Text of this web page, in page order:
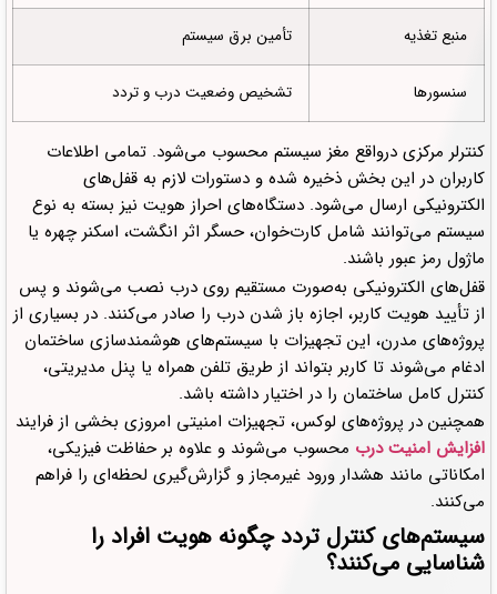
منبع تغذیه تأمین برق سیستم
سنسورها تشخیص وضعیت درب و تردد
کنترلر مرکزی درواقع مغز سیستم محسوب می‌شود. تمامی اطلاعات
کاربران در این بخش ذخیره شده و دستورات لازم به قفل‌های
الکترونیکی ارسال می‌شود. دستگاه‌های احراز هویت نیز بسته به نوع
سیستم می‌توانند شامل کارت‌خوان، حسگر اثر انگشت، اسکنر چهره یا
ماژول رمز عبور باشند.
قفل‌های الکترونیکی به‌صورت مستقیم روی درب نصب می‌شوند و پس
از تأیید هویت کاربر، اجازه باز شدن درب را صادر می‌کنند. در بسیاری از
پروژه‌های مدرن، این تجهیزات با سیستم‌های هوشمندسازی ساختمان
ادغام می‌شوند تا کاربر بتواند از طریق تلفن همراه یا پنل مدیریتی،
کنترل کامل ساختمان را در اختیار داشته باشد.
همچنین در پروژه‌های لوکس، تجهیزات امنیتی امروزی بخشی از فرایند
افزایش امنیت درب محسوب می‌شوند و علاوه بر حفاظت فیزیکی،
امکاناتی مانند هشدار ورود غیرمجاز و گزارش‌گیری لحظه‌ای را فراهم
می‌کنند.
سیستم‌های کنترل تردد چگونه هویت افراد را
شناسایی می‌کنند؟